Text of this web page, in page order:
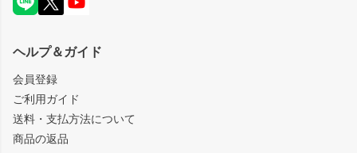
ヘルプ＆ガイド
会員登録
ご利用ガイド
送料・支払方法について
商品の返品